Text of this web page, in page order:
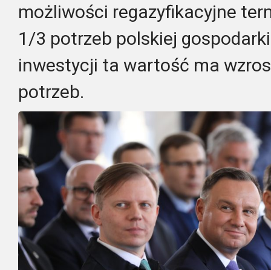
możliwości regazyfikacyjne
1/3 potrzeb polskiej
inwestycji ta wartość ma
potrzeb.